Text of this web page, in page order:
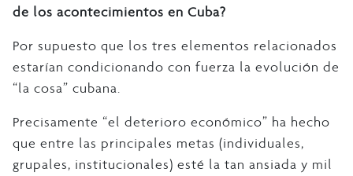
de los acontecimientos en Cuba?
Por supuesto que los tres elementos relacionados
estarían condicionando con fuerza la evolución de
“la cosa” cubana.
Precisamente “el deterioro económico” ha hecho
que entre las principales metas (individuales,
grupales, institucionales) esté la tan ansiada y mil